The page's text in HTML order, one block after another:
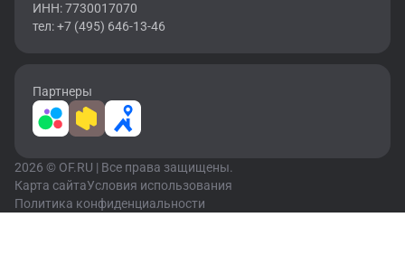
ИНН: 7730017070
тел: +7 (495) 646-13-46
Партнеры
2026 © OF.RU | Все права защищены.
Карта сайтаУсловия использования
Политика конфиденциальности